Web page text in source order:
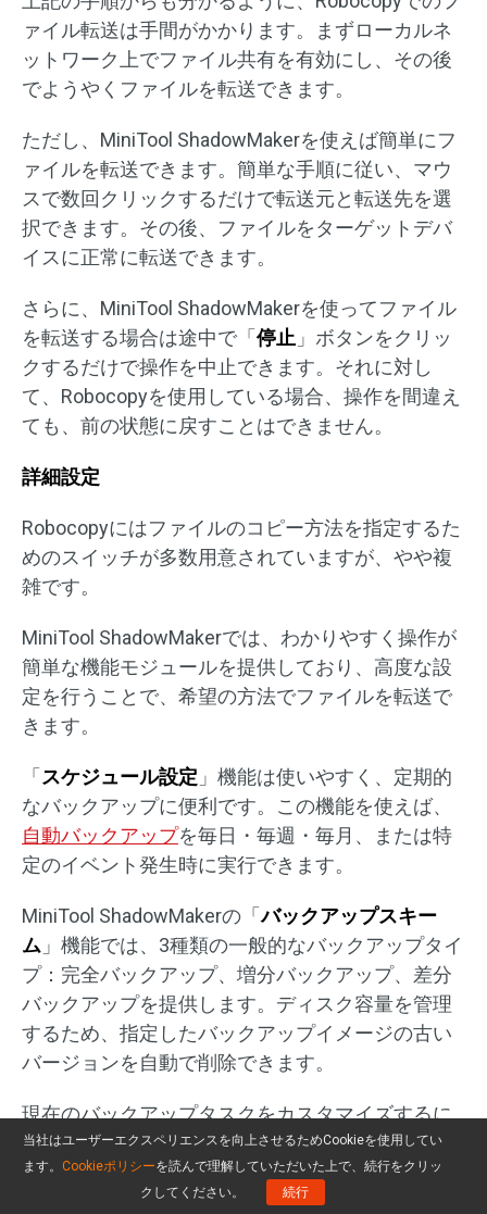
ァイル転送は手間がかかります。まずローカルネ
ットワーク上でファイル共有を有効にし、その後
でようやくファイルを転送できます。
ただし、MiniTool ShadowMakerを使えば簡単にフ
ァイルを転送できます。簡単な手順に従い、マウ
スで数回クリックするだけで転送元と転送先を選
択できます。その後、ファイルをターゲットデバ
イスに正常に転送できます。
さらに、MiniTool ShadowMakerを使ってファイル
を転送する場合は途中で「 停止 」ボタンをクリッ
クするだけで操作を中止できます。それに対し
て、Robocopyを使用している場合、操作を間違え
ても、前の状態に戻すことはできません。
詳細設定
Robocopyにはファイルのコピー方法を指定するた
めのスイッチが多数用意されていますが、やや複
雑です。
MiniTool ShadowMakerでは、わかりやすく操作が
簡単な機能モジュールを提供しており、高度な設
定を行うことで、希望の方法でファイルを転送で
きます。
「 スケジュール設定 」機能は使いやすく、定期的
なバックアップに便利です。この機能を使えば、
自動バックアップを毎日・毎週・毎月、または特
定のイベント発生時に実行できます。
MiniTool ShadowMakerの「バックアップスキー
ム 」機能では、3種類の一般的なバックアップタイ
プ：完全バックアップ、増分バックアップ、差分
バックアップを提供します。ディスク容量を管理
するため、指定したバックアップイメージの古い
バージョンを自動で削除できます。
現在のバックアップタスクをカスタマイズするに
は、「オプション」ボタンをクリックして、タス
クごと詳細なパラメーターを設定できます。たと
えば、メール通知を有効にすると、バックアップ
当社はユーザーエクスペリエンスを向上させるためCookieを使用してい
ます。 Cookieポリシーを読んで理解していただいた上で、続行をクリッ
クしてください。
続行